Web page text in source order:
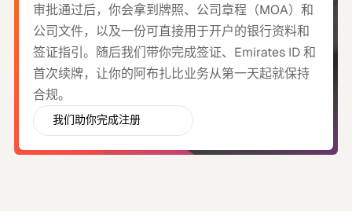
审批通过后，你会拿到牌照、公司章程（MOA）和
公司文件，以及一份可直接用于开户的银行资料和
签证指引。随后我们带你完成签证、Emirates ID 和
首次续牌，让你的阿布扎比业务从第一天起就保持
合规。
我们助你完成注册
并在阿联酋开立银行账户